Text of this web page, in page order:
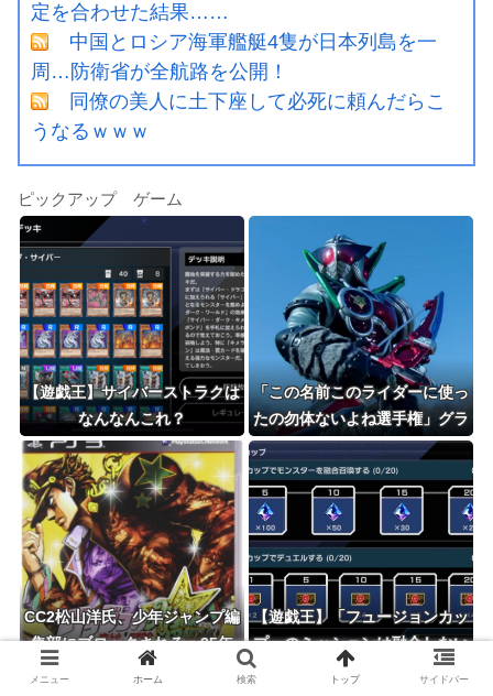
定を合わせた結果……
中国とロシア海軍艦艇4隻が日本列島を一
周…防衛省が全航路を公開！
同僚の美人に土下座して必死に頼んだらこ
うなるｗｗｗ
ピックアップ ゲーム
【遊戯王】サイバーストラクは
なんなんこれ？
「この名前このライダーに使っ
たの勿体ないよね選手権」グラ
ンプリは仮面ライダーシグルド
に決定しました
CC2松山洋氏、少年ジャンプ編
集部にブロックされる。25年
以上ずっと一緒にやってきたの
【遊戯王】「フュージョンカッ
プ」のミッションは融合しない
といけないんですか？
メニュー ホーム 検索 トップ サイドバー